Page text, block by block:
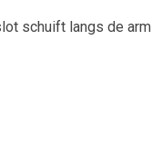
schuift langs de arm